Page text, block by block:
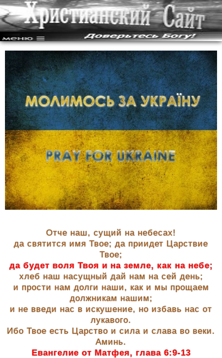
Отче наш, сущий на небесах!
да святится имя Твое; да приидет Царствие
Твое;
да будет воля Твоя и на земле, как на небе;
хлеб наш насущный дай нам на сей день;
и прости нам долги наши, как и мы прощаем
должникам нашим;
и не введи нас в искушение, но избавь нас от
лукавого.
Ибо Твое есть Царство и сила и слава во веки.
Аминь.
Евангелие от Матфея, глава 6:9-13